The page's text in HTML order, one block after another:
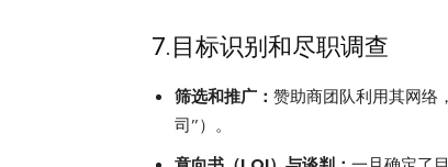
7.目标识别和尽职调查
筛选和推广： 赞助商团队利用其网络
司”）。